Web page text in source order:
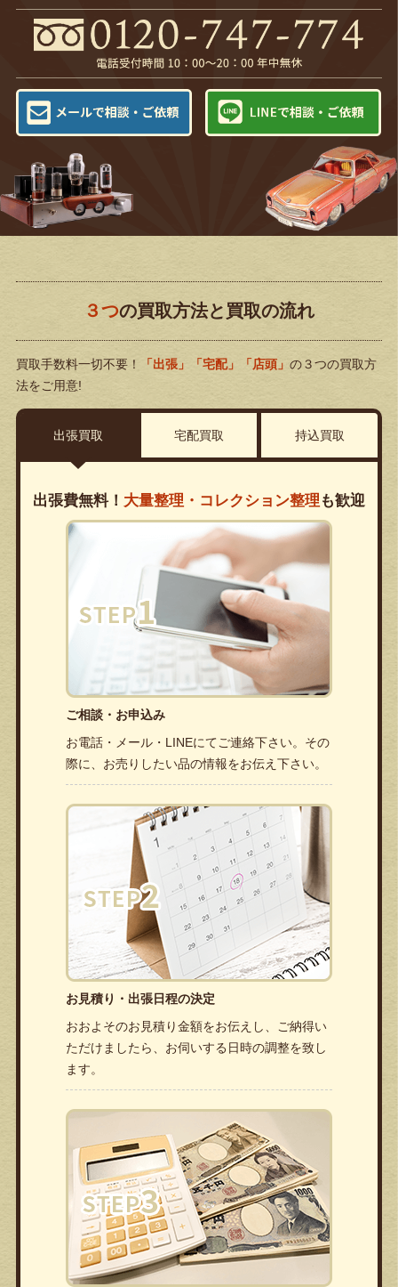
３つの買取方法と買取の流れ
買取手数料一切不要！ 「出張」「宅配」「店頭」 の３つの買取方
法をご用意!
出張買取 宅配買取 持込買取
出張費無料！ 大量整理・コレクション整理 も歓迎
ご相談・お申込み
お電話・メール・LINEにてご連絡下さい。その
際に、お売りしたい品の情報をお伝え下さい。
お見積り・出張日程の決定
おおよそのお見積り金額をお伝えし、ご納得い
ただけましたら、お伺いする日時の調整を致し
ます。